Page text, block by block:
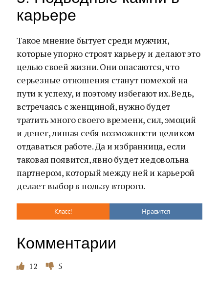
карьере
Такое мнение бытует среди мужчин,
которые упорно строят карьеру и делают это
целью своей жизни. Они опасаются, что
серьезные отношения станут помехой на
пути к успеху, и поэтому избегают их. Ведь,
встречаясь с женщиной, нужно будет
тратить много своего времени, сил, эмоций
и денег, лишая себя возможности целиком
отдаваться работе. Да и избранница, если
таковая появится, явно будет недовольна
партнером, который между ней и карьерой
делает выбор в пользу второго.
Класс! Нравится
Комментарии
12 5